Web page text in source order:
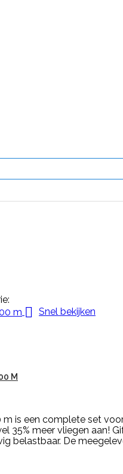
 Snel bekijken
M
is een complete set
35% meer vliegen aan!
belastbaar. De